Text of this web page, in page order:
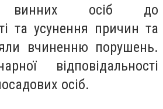
винних осіб до
та усунення причин та
вчиненню порушень.
відповідальності
осіб.